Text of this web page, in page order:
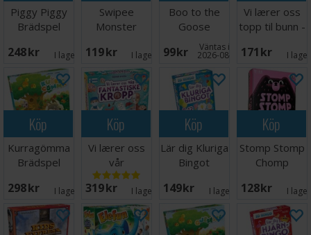
Piggy Piggy
Brädspel
248 SEK I lager:
Swipee
Monster
Kortspel
119 SEK I lager: 9
Boo to the
Goose
Kortspel
99 SEK Väntas in:
2026-08-15
Vi lærer oss
topp til bunn -
171 SEK I
Köp
Kurragömma
Brädspel
298 SEK I lager: 1
Köp
Vi lærer oss
vår
fantastiske
kropp
319 SEK I lager:
Köp
Lär dig Kluriga
Bingot
149 SEK I lager:
Köp
Stomp Stomp
Chomp
128 SEK I